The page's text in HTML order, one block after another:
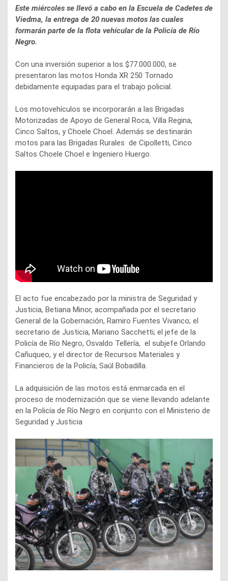
Este miércoles se llevó a cabo en la Escuela de Cadetes de
Viedma, la entrega de 20 nuevas motos las cuales
formarán parte de la flota vehícular de la Policía de Río
Negro.
Con una inversión superior a los $77.000.000, se
presentaron las motos Honda XR 250 Tornado
debidamente equipadas para el trabajo policial.
Los motovehículos se incorporarán a las Brigadas
Motorizadas de Apoyo de General Roca, Villa Regina,
Cinco Saltos, y Choele Choel. Además se destinarán
motos para las Brigadas Rurales de Cipolletti, Cinco
Saltos Choele Choel e Ingeniero Huergo.
El acto fue encabezado por la ministra de Seguridad y
Justicia, Betiana Minor, acompañada por el secretario
General de la Gobernación, Ramiro Fuentes Vivanco; el
secretario de Justicia, Mariano Sacchetti; el jefe de la
Policía de Río Negro, Osvaldo Tellería, el subjefe Orlando
Cañuqueo, y el director de Recursos Materiales y
Financieros de la Policía, Saúl Bobadilla.
La adquisición de las motos está enmarcada en el
proceso de modernización que se viene llevando adelante
en la Policía de Río Negro en conjunto con el Ministerio de
Seguridad y Justicia